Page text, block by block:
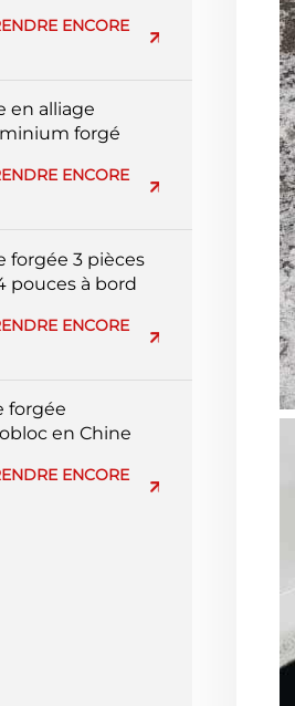
entièrement
ENCORE
en alliage
forgé
ENCORE
forgée 3 pièces
pouces à bord
ENCORE
forgée
en Chine
ENCORE